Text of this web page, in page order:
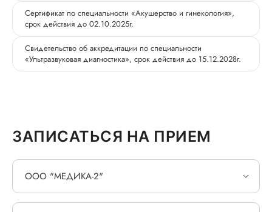
Сертификат по специальности «Акушерство и гинекология»,
срок действия до 02.10.2025г.
Свидетельство об аккредитации по специальности
«Ультразвуковая диагностика», срок действия до 15.12.2028г.
ЗАПИСАТЬСЯ НА ПРИЕМ
ООО "МЕДИКА-2"